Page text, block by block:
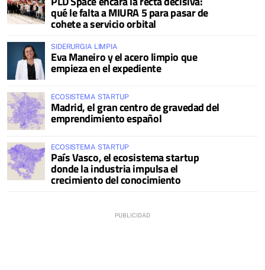
qué le falta a MIURA 5 para pasar de
cohete a servicio orbital
SIDERURGIA LIMPIA
Eva Maneiro y el acero limpio que
empieza en el expediente
ECOSISTEMA STARTUP
Madrid, el gran centro de gravedad del
emprendimiento español
ECOSISTEMA STARTUP
País Vasco, el ecosistema startup
donde la industria impulsa el
crecimiento del conocimiento